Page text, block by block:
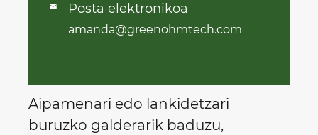
 Posta elektronikoa
amanda@greenohmtech.com
Aipamenari edo lankidetzari
buruzko galderarik baduzu,